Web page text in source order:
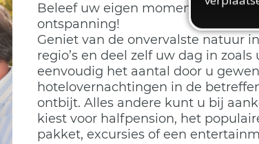
Beleef uw eigen momenten van
ontspanning!
Geniet van de onvervalste natuur
regio’s en deel zelf uw dag in
eenvoudig het aantal door u
hotelovernachtingen in de
ontbijt. Alles andere kunt u bij
kiest voor halfpension, het
pakket, excursies of een